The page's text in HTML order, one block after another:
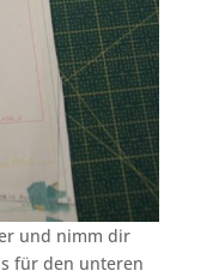
und nimm dir
für den unteren